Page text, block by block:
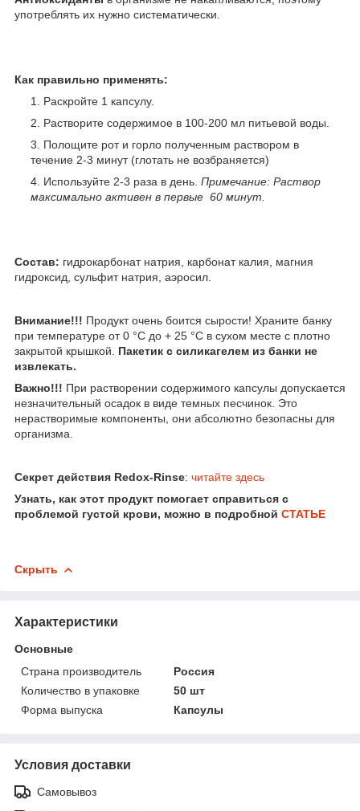
употреблять их нужно систематически.
Как правильно применять:
Раскройте 1 капсулу.
Растворите содержимое в 100-200 мл питьевой воды.
Полощите рот и горло полученным раствором в
течение 2-3 минут (глотать не возбраняется)
Используйте 2-3 раза в день. Примечание: Раствор
максимально активен в первые 60 минут.
Состав: гидрокарбонат натрия, карбонат калия, магния
гидроксид, сульфит натрия, аэросил.
Внимание!!! Продукт очень боится сырости! Храните банку
при температуре от 0 °С до + 25 °С в сухом месте с плотно
закрытой крышкой. Пакетик с силикагелем из банки не
извлекать.
Важно!!! При растворении содержимого капсулы допускается
незначительный осадок в виде темных песчинок. Это
нерастворимые компоненты, они абсолютно безопасны для
организма.
Секрет действия Redox-Rinse: читайте здесь
Узнать, как этот продукт помогает справиться с
проблемой густой крови, можно в подробной СТАТЬЕ
Скрыть
Характеристики
Основные
Страна производитель
Россия
Количество в упаковке
50 шт
Форма выпуска
Капсулы
Условия доставки
Самовывоз